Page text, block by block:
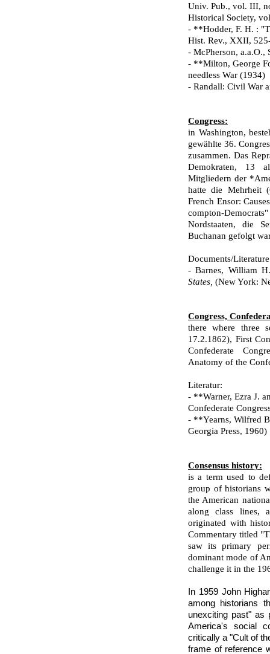
Univ. Pub., vol. III,
Historical Society,
- **Hodder, F. H. :
Hist. Rev., XXII,
- McPherson, a.a.O.,
- **Milton, George
needless War (1934)
- Randall: Civil War
Congress:
in Washington,
gewählte 36.
zusammen. Das
Demokraten, 13
Mitgliedern der
hatte die Mehrheit
French Ensor:
compton-
Nordstaaten, die
Buchanan gefolgt
Documents/
- Barnes, William
States, (New York:
Congress,
there where three
17.2.1862), First
Confede­rate
Anatomy of the
Literatur:
- **Warner, Ezra J.
Confederate
- **Yearns, Wilfred
Georgia Press, 1960)
Consensus history:
is a term used to
group of historians
the American
along class lines,
originated with
Commentary titled
saw its primary
dominant mode of
challenge it in the
In 1959 John
among historians
unexciting past" as
America's social
critically a "Cult of
frame of reference